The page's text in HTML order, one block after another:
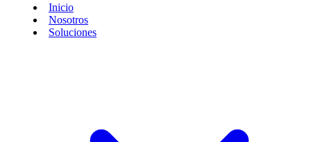
Inicio
Nosotros
Soluciones